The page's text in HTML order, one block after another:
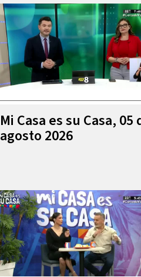
Mi Casa es su Casa, 05
agosto 2026